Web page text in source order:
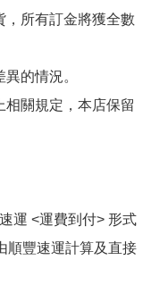
，所有訂金將獲全數
的情況。
關規定，本店保留
運 <運費到付> 形式
順豐速運計算及直接